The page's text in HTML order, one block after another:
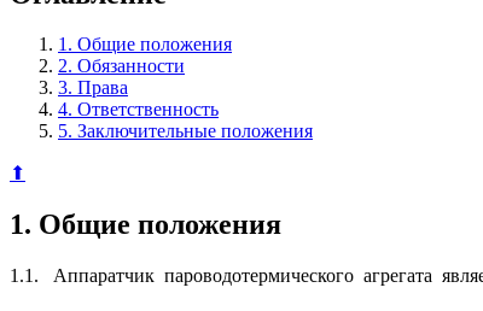
1. Общие положения
2. Обязанности
3. Права
4. Ответственность
5. Заключительные положения
⬆
1. Общие положения
1.1. Аппаратчик пароводотермического агрегата